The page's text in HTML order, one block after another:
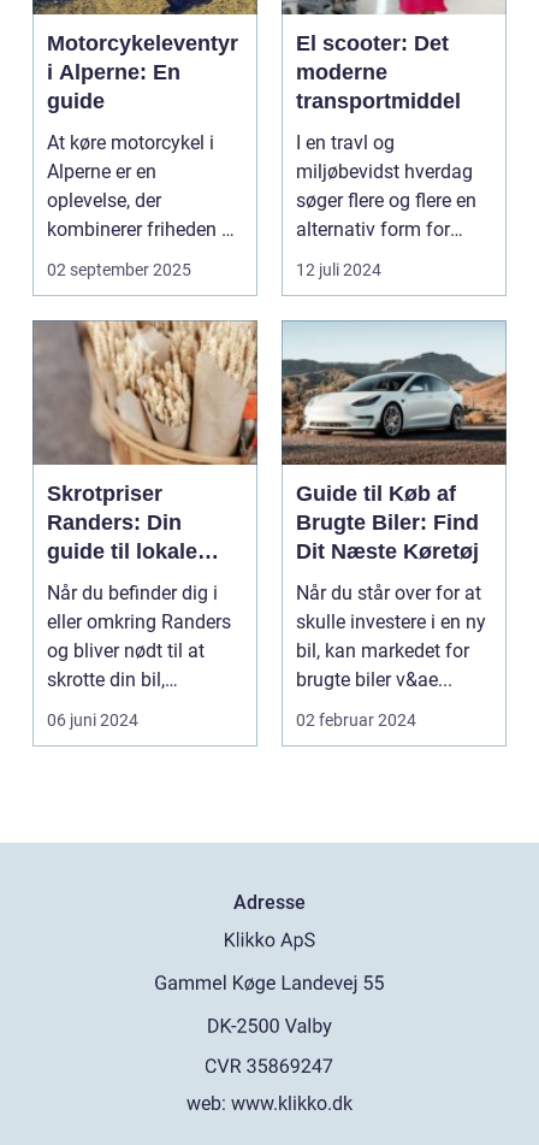
Motorcykeleventyr
i Alperne: En
guide
At køre motorcykel i
Alperne er en
oplevelse, der
kombinerer friheden på
to hjul med no...
02 september 2025
El scooter: Det
moderne
transportmiddel
I en travl og
miljøbevidst hverdag
søger flere og flere en
alternativ form for
transport. El scooter...
12 juli 2024
Skrotpriser
Randers: Din
guide til lokale
muligheder
Når du befinder dig i
eller omkring Randers
og bliver nødt til at
skrotte din bil,
gammelt jern elle...
06 juni 2024
Guide til Køb af
Brugte Biler: Find
Dit Næste Køretøj
Når du står over for at
skulle investere i en ny
bil, kan markedet for
brugte biler v&ae...
02 februar 2024
Adresse
web: www.klikko.dk